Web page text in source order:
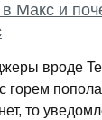
Макс и
вроде
горем
то